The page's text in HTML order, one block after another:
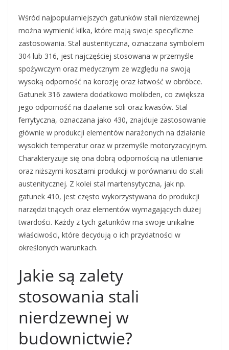
Wśród najpopularniejszych gatunków stali nierdzewnej
można wymienić kilka, które mają swoje specyficzne
zastosowania. Stal austenityczna, oznaczana symbolem
304 lub 316, jest najczęściej stosowana w przemyśle
spożywczym oraz medycznym ze względu na swoją
wysoką odporność na korozję oraz łatwość w obróbce.
Gatunek 316 zawiera dodatkowo molibden, co zwiększa
jego odporność na działanie soli oraz kwasów. Stal
ferrytyczna, oznaczana jako 430, znajduje zastosowanie
głównie w produkcji elementów narażonych na działanie
wysokich temperatur oraz w przemyśle motoryzacyjnym.
Charakteryzuje się ona dobrą odpornością na utlenianie
oraz niższymi kosztami produkcji w porównaniu do stali
austenitycznej. Z kolei stal martensytyczna, jak np.
gatunek 410, jest często wykorzystywana do produkcji
narzędzi tnących oraz elementów wymagających dużej
twardości. Każdy z tych gatunków ma swoje unikalne
właściwości, które decydują o ich przydatności w
określonych warunkach.
Jakie są zalety
stosowania stali
nierdzewnej w
budownictwie?